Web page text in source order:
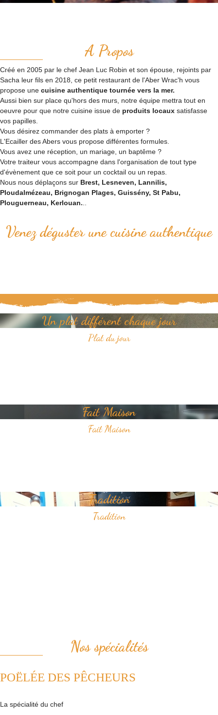
A Propos
Créé en 2005 par le chef Jean Luc Robin et son épouse, rejoints par
Sacha leur fils en 2018, ce petit restaurant de l'Aber Wrac'h vous
propose une cuisine authentique tournée vers la mer.
Aussi bien sur place qu'hors des murs, notre équipe mettra tout en
oeuvre pour que notre cuisine issue de produits locaux satisfasse
vos papilles.
Vous désirez commander des plats à emporter ?
L'Ecailler des Abers vous propose différentes formules.
Vous avez une réception, un mariage, un baptême ?
Votre traiteur vous accompagne dans l'organisation de tout type
d'évènement que ce soit pour un cocktail ou un repas.
Nous nous déplaçons sur Brest, Lesneven, Lannilis,
Ploudalmézeau, Brignogan Plages, Guissény, St Pabu,
Plouguerneau, Kerlouan.
Venez déguster une cuisine authentique
Un plat différent chaque jour
Plat du jour
Fait Maison
Fait Maison
Tradition
Tradition
Nos spécialités
POËLÉE DES PÊCHEURS
La spécialité du chef